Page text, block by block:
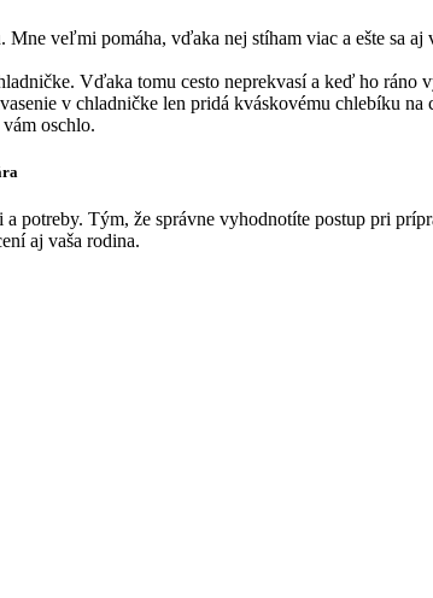
veľmi pomáha, vďaka nej stíham viac a ešte sa aj
Vďaka tomu cesto neprekvasí a keď ho ráno
v chladničke len pridá kváskovému chlebíku na
oschlo.
potreby. Tým, že správne vyhodnotíte postup pri
aj vaša rodina.